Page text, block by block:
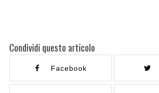
Condividi questo articolo
Facebook